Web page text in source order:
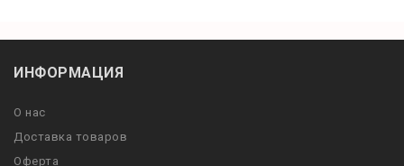
ИНФОРМАЦИЯ
О нас
Доставка товаров
Оферта